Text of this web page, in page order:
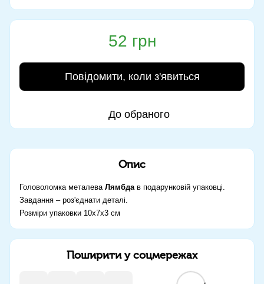
52 грн
Повідомити, коли з'явиться
До обраного
Опис
Головоломка металева Лямбда в подарунковій упаковці.
Завдання – роз'єднати деталі.
Розміри упаковки 10х7х3 см
Поширити у соцмережах